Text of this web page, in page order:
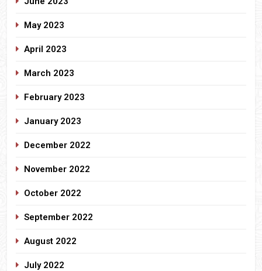
May 2023
April 2023
March 2023
February 2023
January 2023
December 2022
November 2022
October 2022
September 2022
August 2022
July 2022